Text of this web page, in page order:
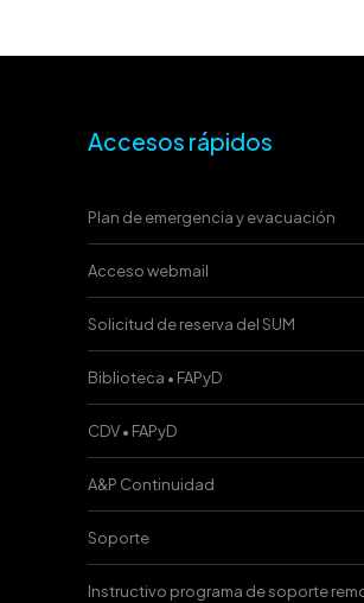
Accesos rápidos
Plan de emergencia y evacuación
Acceso webmail
Solicitud de reserva del SUM
Biblioteca • FAPyD
CDV • FAPyD
A&P Continuidad
Soporte
Instructivo programa de soporte